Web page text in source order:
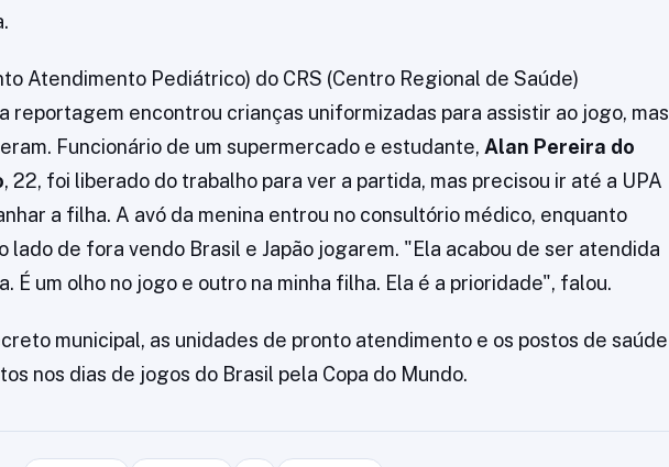
Atendimento Pediátrico) do CRS (Centro Regional de Saúde)
reportagem encontrou crianças uniformizadas para assistir ao jogo, mas
Funcionário de um supermercado e estudante, Alan Pereira do
, 22, foi liberado do trabalho para ver a partida, mas precisou ir até a UPA
a filha. A avó da menina entrou no consultório médico, enquanto
lado de fora vendo Brasil e Japão jogarem. "Ela acabou de ser atendida
É um olho no jogo e outro na minha filha. Ela é a prioridade", falou.
municipal, as unidades de pronto atendimento e os postos de saúde
nos dias de jogos do Brasil pela Copa do Mundo.